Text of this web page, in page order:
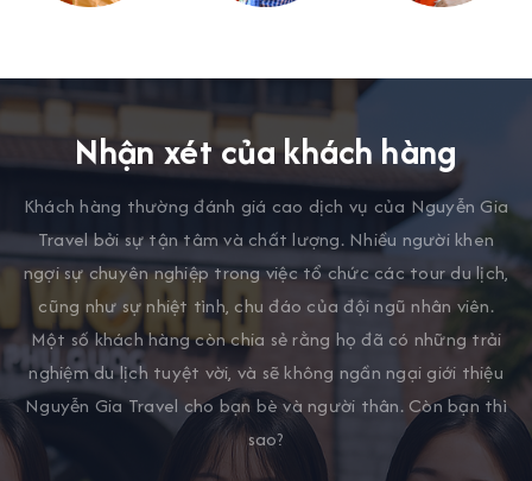
Nhận xét của khách hàng
Khách hàng thường đánh giá cao dịch vụ của Nguyễn Gia
Travel bởi sự tận tâm và chất lượng. Nhiều người khen
ngợi sự chuyên nghiệp trong việc tổ chức các tour du lịch,
cũng như sự nhiệt tình, chu đáo của đội ngũ nhân viên.
Một số khách hàng còn chia sẻ rằng họ đã có những trải
nghiệm du lịch tuyệt vời, và sẽ không ngần ngại giới thiệu
Nguyễn Gia Travel cho bạn bè và người thân. Còn bạn thì
sao?